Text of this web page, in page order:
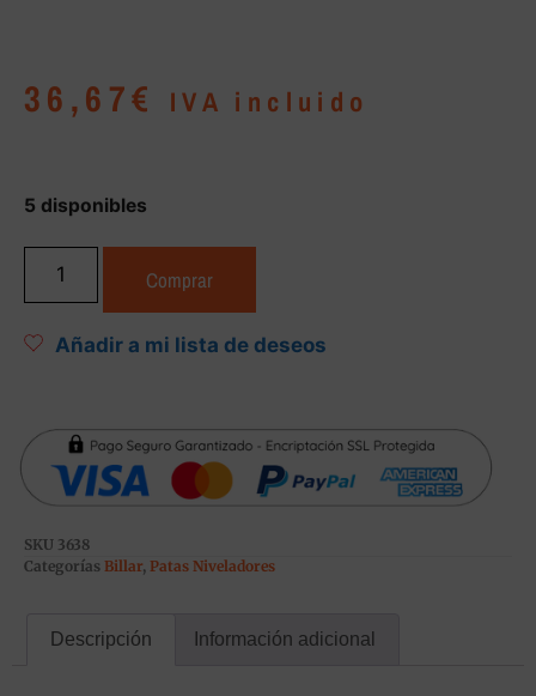
36,67€ IVA incluido
5 disponibles
Comprar
Añadir a mi lista de deseos
SKU 3638
Categorías Billar, Patas Niveladores
Descripción Información adicional